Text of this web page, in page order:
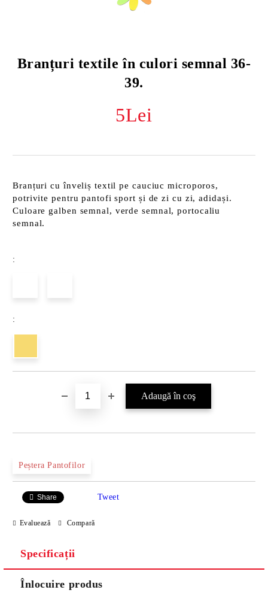
Branțuri textile în culori semnal 36-
39.
5Lei
Branțuri cu înveliș textil pe cauciuc microporos,
potrivite pentru pantofi sport și de zi cu zi, adidași.
Culoare galben semnal, verde semnal, portocaliu
semnal.
:
:
Peștera Pantofilor
Share Tweet
Evaluează Compară
Specificații
Înlocuire produs